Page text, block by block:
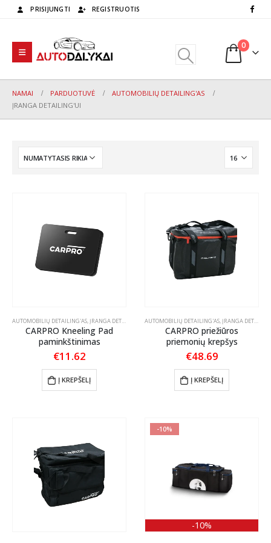
PRISIJUNGTI REGISTRUOTIS
0
NAMAI PARDUOTUVĖ
AUTOMOBILIŲ DETAILING'AS
ĮRANGA DETAILING'UI
AUTOMOBILIŲ DETAILING'AS, ĮRANGA DETAILING'UI
CARPRO Kneeling Pad
paminkštinimas
€11.62
Į KREPŠELĮ
AUTOMOBILIŲ DETAILING'AS, ĮRANGA DETAILING'UI
CARPRO priežiūros
priemonių krepšys
€48.69
Į KREPŠELĮ
-10%
-10%